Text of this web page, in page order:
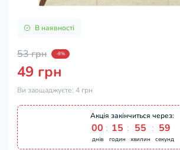
В наявності
53 грн -8%
49 грн
Ви заощаджуєте: 4 грн
Акція закінчиться через:
00
днів
15
годин
55
хвилин
59
секунд